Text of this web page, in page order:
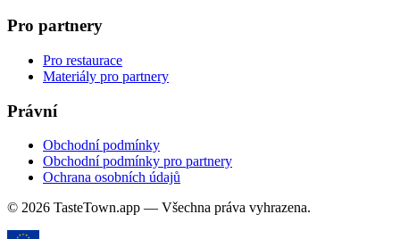
Pro partnery
Pro restaurace
Materiály pro partnery
Právní
Obchodní podmínky
Obchodní podmínky pro partnery
Ochrana osobních údajů
© 2026 TasteTown.app — Všechna práva vyhrazena.